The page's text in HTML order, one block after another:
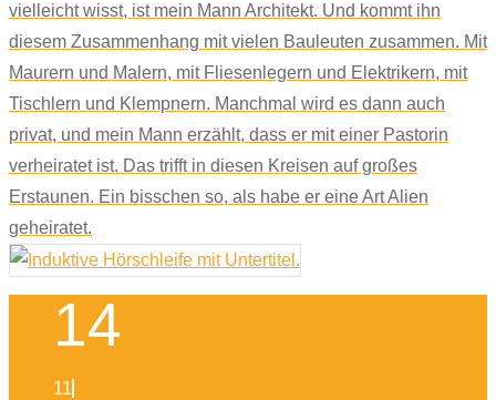
vielleicht wisst, ist mein Mann Architekt. Und kommt ihn
diesem Zusammenhang mit vielen Bauleuten zusammen. Mit
Maurern und Malern, mit Fliesenlegern und Elektrikern, mit
Tischlern und Klempnern. Manchmal wird es dann auch
privat, und mein Mann erzählt, dass er mit einer Pastorin
verheiratet ist. Das trifft in diesen Kreisen auf großes
Erstaunen. Ein bisschen so, als habe er eine Art Alien
geheiratet.
14
11